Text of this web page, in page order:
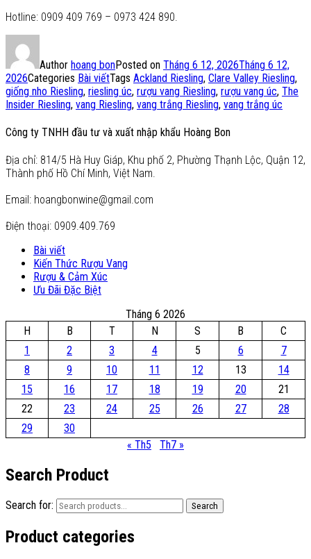
Hotline: 0909 409 769 – 0973 424 890.
Author hoang bonPosted on Tháng 6 12, 2026Tháng 6 12,
2026Categories Bài viếtTags Ackland Riesling, Clare Valley Riesling,
giống nho Riesling, riesling úc, rượu vang Riesling, rượu vang úc, The
Insider Riesling, vang Riesling, vang trắng Riesling, vang trắng úc
Công ty TNHH đầu tư và xuất nhập khẩu Hoàng Bon
Địa chỉ: 814/5 Hà Huy Giáp, Khu phố 2, Phường Thạnh Lộc, Quận 12,
Thành phố Hồ Chí Minh, Việt Nam.
Email: hoangbonwine@gmail.com
Điện thoại: 0909.409.769
Bài viết
Kiến Thức Rượu Vang
Rượu & Cảm Xúc
Ưu Đãi Đặc Biệt
Tháng 6 2026
H
B T N S B
C
1
2 3 4 5 6
7
8
9 10 11 12 13
14
15
16 17 18 19 20
21
22
23 24 25 26 27
28
29
30
« Th5
Th7 »
Search Product
Search for: Search
Product categories